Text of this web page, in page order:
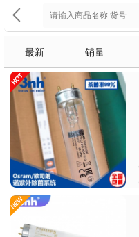
最新 销量